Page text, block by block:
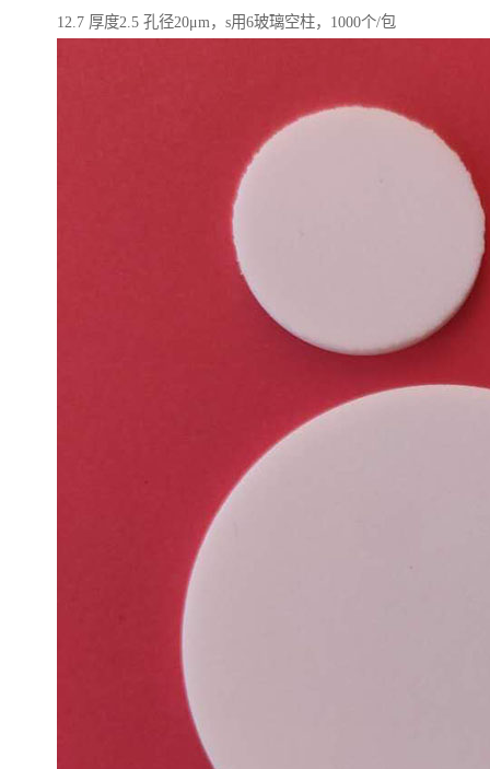
12.7 厚度2.5 孔径20μm，s用6玻璃空柱，1000个/包